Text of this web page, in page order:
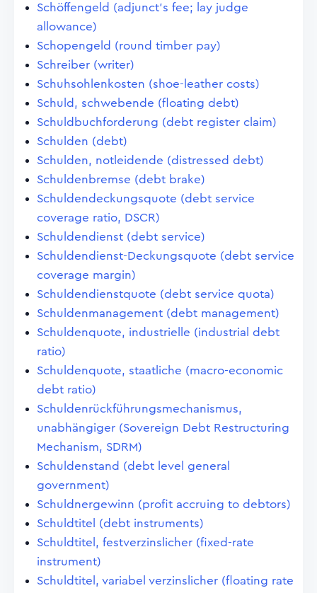
Schöffengeld (adjunct's fee; lay judge
allowance)
Schopengeld (round timber pay)
Schreiber (writer)
Schuhsohlenkosten (shoe-leather costs)
Schuld, schwebende (floating debt)
Schuldbuchforderung (debt register claim)
Schulden (debt)
Schulden, notleidende (distressed debt)
Schuldenbremse (debt brake)
Schuldendeckungsquote (debt service
coverage ratio, DSCR)
Schuldendienst (debt service)
Schuldendienst-Deckungsquote (debt service
coverage margin)
Schuldendienstquote (debt service quota)
Schuldenmanagement (debt management)
Schuldenquote, industrielle (industrial debt
ratio)
Schuldenquote, staatliche (macro-economic
debt ratio)
Schuldenrückführungsmechanismus,
unabhängiger (Sovereign Debt Restructuring
Mechanism, SDRM)
Schuldenstand (debt level general
government)
Schuldnergewinn (profit accruing to debtors)
Schuldtitel (debt instruments)
Schuldtitel, festverzinslicher (fixed-rate
instrument)
Schuldtitel, variabel verzinslicher (floating rate